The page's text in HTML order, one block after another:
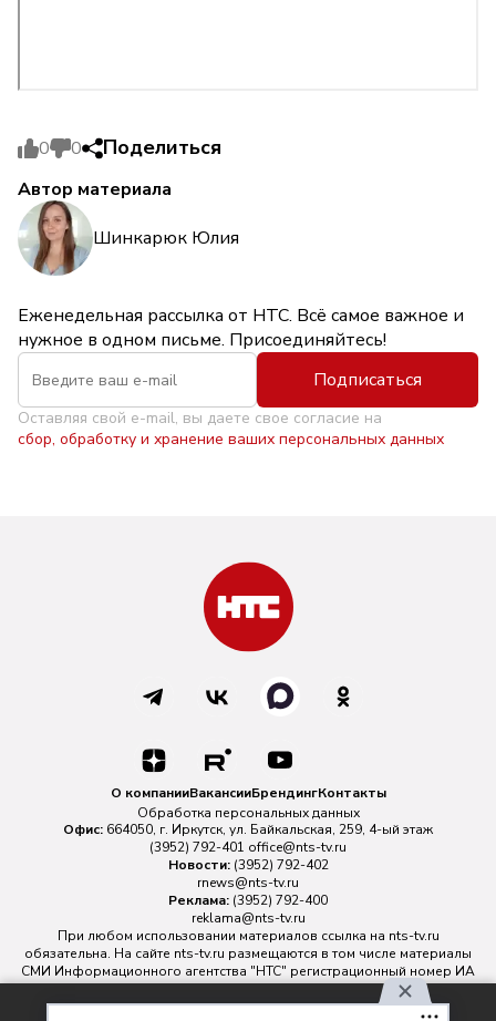
0 0 Поделиться
Автор материала
Шинкарюк Юлия
Еженедельная рассылка от НТС. Всё самое важное и
нужное в одном письме. Присоединяйтесь!
Подписаться
Оставляя свой e-mail, вы даете свое согласие на
сбор, обработку и хранение ваших персональных данных
О компанииВакансииБрендингКонтакты
Обработка персональных данных
Офис: 664050, г. Иркутск, ул. Байкальская, 259, 4-ый этаж
(3952) 792-401 office@nts-tv.ru
Новости: (3952) 792-402
rnews@nts-tv.ru
Реклама: (3952) 792-400
reklama@nts-tv.ru
При любом использовании материалов ссылка на nts-tv.ru
обязательна. На сайте nts-tv.ru размещаются в том числе материалы
СМИ Информационного агентства "НТС" регистрационный номер ИА
№ ФС 77 - 88763 зарегистрировано Федеральной службой по
надзору в сфере связи, информационных технологий и массовых